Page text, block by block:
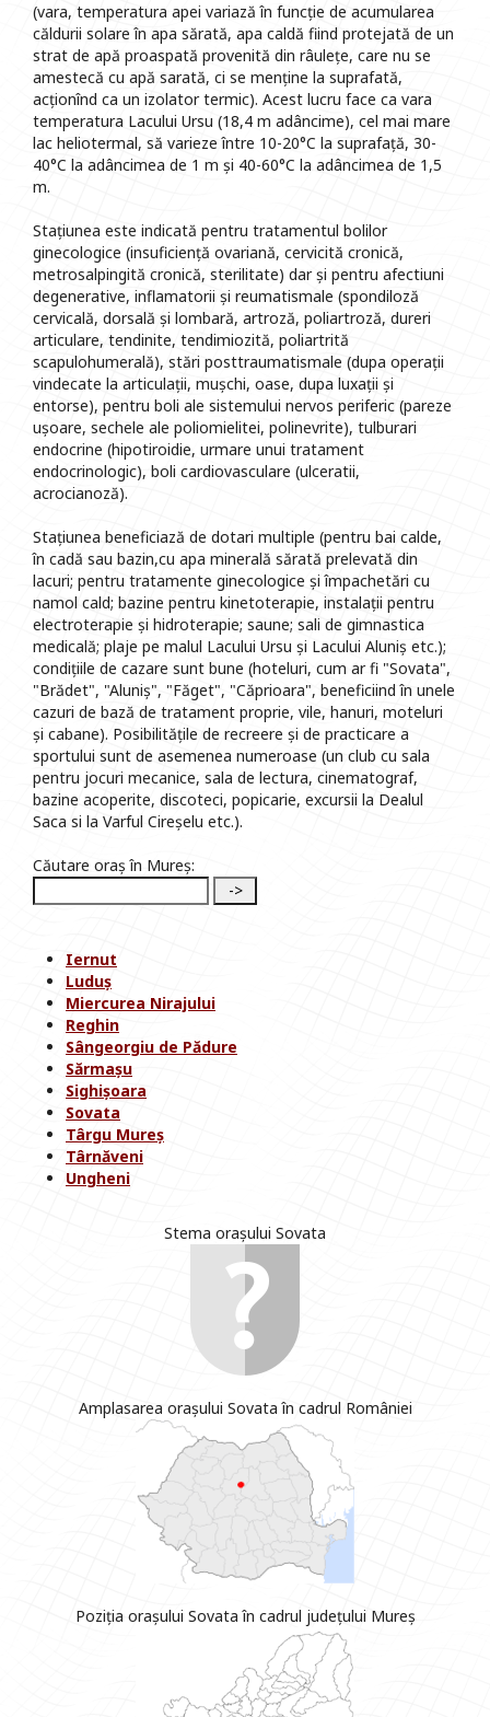
(vara, temperatura apei variază în funcție de acumularea
căldurii solare în apa sărată, apa caldă fiind protejată de un
strat de apă proaspată provenită din râulețe, care nu se
amestecă cu apă sarată, ci se menține la suprafată,
acționînd ca un izolator termic). Acest lucru face ca vara
temperatura Lacului Ursu (18,4 m adâncime), cel mai mare
lac heliotermal, să varieze între 10-20°C la suprafață, 30-
40°C la adâncimea de 1 m și 40-60°C la adâncimea de 1,5
m.
Stațiunea este indicată pentru tratamentul bolilor
ginecologice (insuficiență ovariană, cervicită cronică,
metrosalpingită cronică, sterilitate) dar și pentru afectiuni
degenerative, inflamatorii și reumatismale (spondiloză
cervicală, dorsală și lombară, artroză, poliartroză, dureri
articulare, tendinite, tendimiozită, poliartrită
scapulohumerală), stări posttraumatismale (dupa operații
vindecate la articulații, mușchi, oase, dupa luxații și
entorse), pentru boli ale sistemului nervos periferic (pareze
ușoare, sechele ale poliomielitei, polinevrite), tulburari
endocrine (hipotiroidie, urmare unui tratament
endocrinologic), boli cardiovasculare (ulceratii,
acrocianoză).
Stațiunea beneficiază de dotari multiple (pentru bai calde,
în cadă sau bazin,cu apa minerală sărată prelevată din
lacuri; pentru tratamente ginecologice și împachetări cu
namol cald; bazine pentru kinetoterapie, instalații pentru
electroterapie și hidroterapie; saune; sali de gimnastica
medicală; plaje pe malul Lacului Ursu și Lacului Aluniș etc.);
condițiile de cazare sunt bune (hoteluri, cum ar fi "Sovata",
"Brădet", "Aluniș", "Făget", "Căprioara", beneficiind în unele
cazuri de bază de tratament proprie, vile, hanuri, moteluri
și cabane). Posibilitățile de recreere și de practicare a
sportului sunt de asemenea numeroase (un club cu sala
pentru jocuri mecanice, sala de lectura, cinematograf,
bazine acoperite, discoteci, popicarie, excursii la Dealul
Saca si la Varful Cireșelu etc.).
Căutare oraș în Mureș:
Iernut
Luduș
Miercurea Nirajului
Reghin
Sângeorgiu de Pădure
Sărmașu
Sighișoara
Sovata
Târgu Mureș
Târnăveni
Ungheni
Stema orașului Sovata
Amplasarea orașului Sovata în cadrul României
Poziția orașului Sovata în cadrul județului Mureș